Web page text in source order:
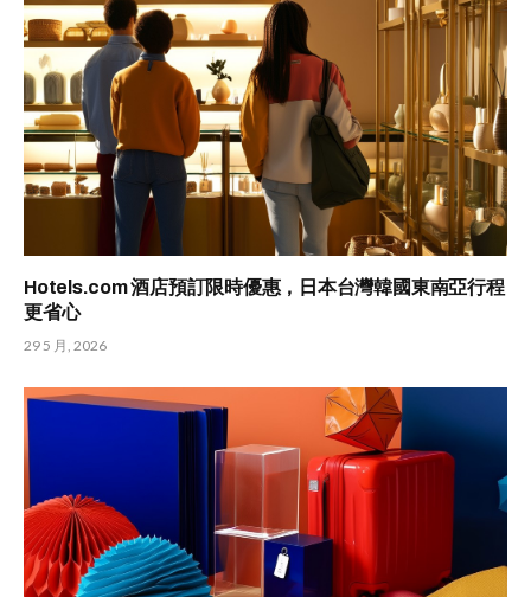
Hotels.com 酒店預訂限時優惠，日本台灣韓國東南亞行程
更省心
29 5 月, 2026